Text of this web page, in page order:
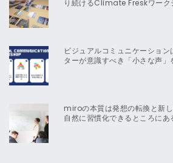
り続けるClimate Freskワーク
ビジュアルコミュニケーショ
ターが意識すべき「小さな声」
miroの本質は発想の転換と新
自然に習慣化できるところにあ